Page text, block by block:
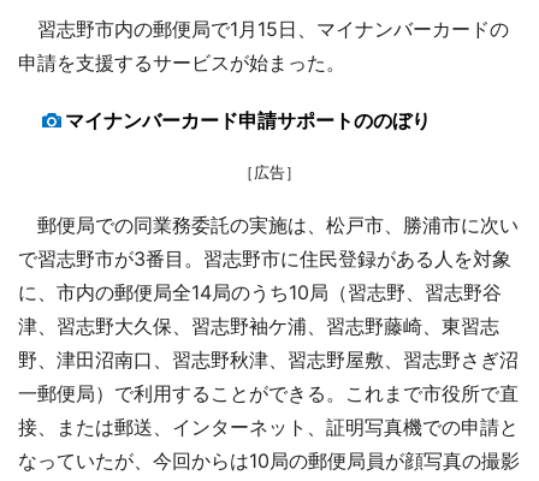
習志野市内の郵便局で1月15日、マイナンバーカードの
申請を支援するサービスが始まった。
マイナンバーカード申請サポートののぼり
［広告］
郵便局での同業務委託の実施は、松戸市、勝浦市に次い
で習志野市が3番目。習志野市に住民登録がある人を対象
に、市内の郵便局全14局のうち10局（習志野、習志野谷
津、習志野大久保、習志野袖ケ浦、習志野藤崎、東習志
野、津田沼南口、習志野秋津、習志野屋敷、習志野さぎ沼
一郵便局）で利用することができる。これまで市役所で直
接、または郵送、インターネット、証明写真機での申請と
なっていたが、今回からは10局の郵便局員が顔写真の撮影